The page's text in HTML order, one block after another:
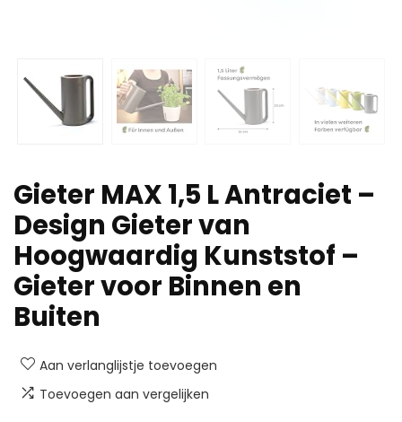
Gieter MAX 1,5 L Antraciet –
Design Gieter van
Hoogwaardig Kunststof –
Gieter voor Binnen en
Buiten
Aan verlanglijstje toevoegen
Toevoegen aan vergelijken